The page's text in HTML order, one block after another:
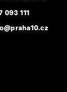
093 111